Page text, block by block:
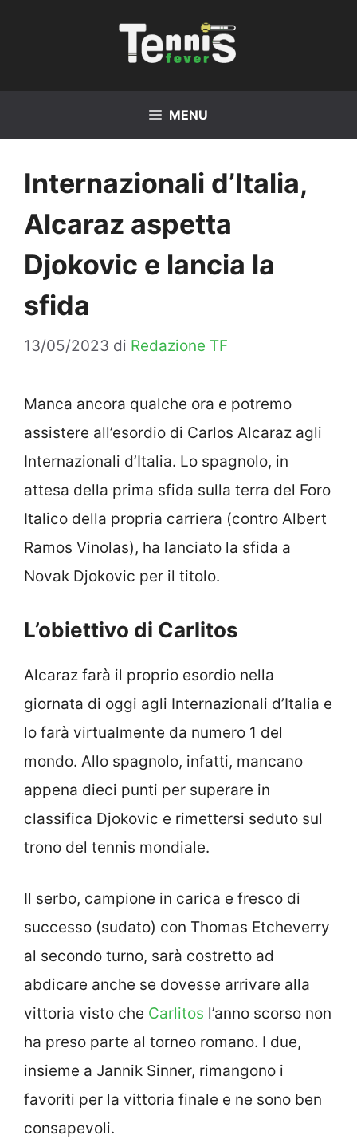
MENU
Internazionali d’Italia,
Alcaraz aspetta
Djokovic e lancia la
sfida
13/05/2023 di Redazione TF
Manca ancora qualche ora e potremo
assistere all’esordio di Carlos Alcaraz agli
Internazionali d’Italia. Lo spagnolo, in
attesa della prima sfida sulla terra del Foro
Italico della propria carriera (contro Albert
Ramos Vinolas), ha lanciato la sfida a
Novak Djokovic per il titolo.
L’obiettivo di Carlitos
Alcaraz farà il proprio esordio nella
giornata di oggi agli Internazionali d’Italia e
lo farà virtualmente da numero 1 del
mondo. Allo spagnolo, infatti, mancano
appena dieci punti per superare in
classifica Djokovic e rimettersi seduto sul
trono del tennis mondiale.
Il serbo, campione in carica e fresco di
successo (sudato) con Thomas Etcheverry
al secondo turno, sarà costretto ad
abdicare anche se dovesse arrivare alla
vittoria visto che Carlitos l’anno scorso non
ha preso parte al torneo romano. I due,
insieme a Jannik Sinner, rimangono i
favoriti per la vittoria finale e ne sono ben
consapevoli.